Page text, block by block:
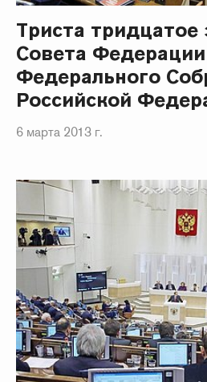
Триста тридцатое
Совета Федерации
Федерального
Российской
6 марта 2013 г.